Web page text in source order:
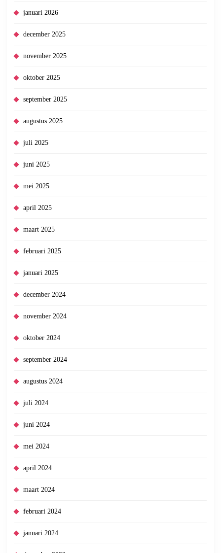
januari 2026
december 2025
november 2025
oktober 2025
september 2025
augustus 2025
juli 2025
juni 2025
mei 2025
april 2025
maart 2025
februari 2025
januari 2025
december 2024
november 2024
oktober 2024
september 2024
augustus 2024
juli 2024
juni 2024
mei 2024
april 2024
maart 2024
februari 2024
januari 2024